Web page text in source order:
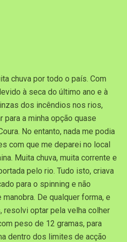
chuva por todo o país. Com
à seca do último ano e à
dos incêndios nos rios,
a minha opção quase
No entanto, nada me podia
com que me deparei no local
Muita chuva, muita corrente e
pelo rio. Tudo isto, criava
para o spinning e não
De qualquer forma, e
resolvi optar pela velha colher
peso de 12 gramas, para
dentro dos limites de acção